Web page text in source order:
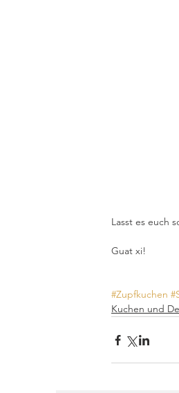
Lasst es euch
Guat xi!
#Zupfkuchen
Kuchen und